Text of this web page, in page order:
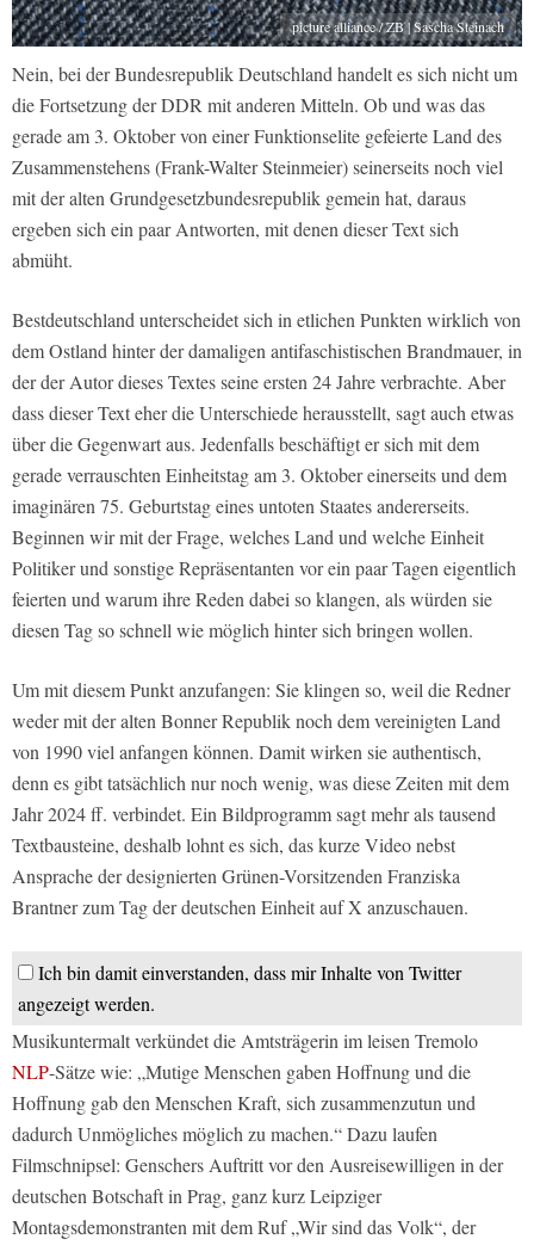
picture alliance / ZB | Sascha Steinach
Nein, bei der Bundesrepublik Deutschland handelt es sich nicht um
die Fortsetzung der DDR mit anderen Mitteln. Ob und was das
gerade am 3. Oktober von einer Funktionselite gefeierte Land des
Zusammenstehens (Frank-Walter Steinmeier) seinerseits noch viel
mit der alten Grundgesetzbundesrepublik gemein hat, daraus
ergeben sich ein paar Antworten, mit denen dieser Text sich
abmüht.
Bestdeutschland unterscheidet sich in etlichen Punkten wirklich von
dem Ostland hinter der damaligen antifaschistischen Brandmauer, in
der der Autor dieses Textes seine ersten 24 Jahre verbrachte. Aber
dass dieser Text eher die Unterschiede herausstellt, sagt auch etwas
über die Gegenwart aus. Jedenfalls beschäftigt er sich mit dem
gerade verrauschten Einheitstag am 3. Oktober einerseits und dem
imaginären 75. Geburtstag eines untoten Staates andererseits.
Beginnen wir mit der Frage, welches Land und welche Einheit
Politiker und sonstige Repräsentanten vor ein paar Tagen eigentlich
feierten und warum ihre Reden dabei so klangen, als würden sie
diesen Tag so schnell wie möglich hinter sich bringen wollen.
Um mit diesem Punkt anzufangen: Sie klingen so, weil die Redner
weder mit der alten Bonner Republik noch dem vereinigten Land
von 1990 viel anfangen können. Damit wirken sie authentisch,
denn es gibt tatsächlich nur noch wenig, was diese Zeiten mit dem
Jahr 2024 ff. verbindet. Ein Bildprogramm sagt mehr als tausend
Textbausteine, deshalb lohnt es sich, das kurze Video nebst
Ansprache der designierten Grünen-Vorsitzenden Franziska
Brantner zum Tag der deutschen Einheit auf X anzuschauen.
Ich bin damit einverstanden, dass mir Inhalte von Twitter
angezeigt werden.
Musikuntermalt verkündet die Amtsträgerin im leisen Tremolo
NLP-Sätze wie: „Mutige Menschen gaben Hoffnung und die
Hoffnung gab den Menschen Kraft, sich zusammenzutun und
dadurch Unmögliches möglich zu machen.“ Dazu laufen
Filmschnipsel: Genschers Auftritt vor den Ausreisewilligen in der
deutschen Botschaft in Prag, ganz kurz Leipziger
Montagsdemonstranten mit dem Ruf „Wir sind das Volk“, der